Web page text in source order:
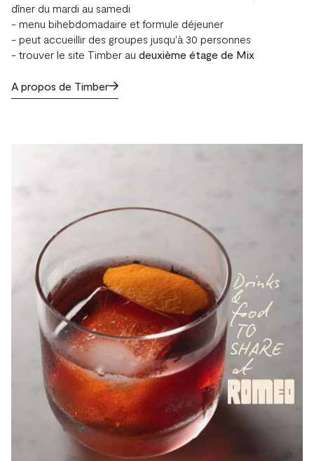
dîner du mardi au samedi
- menu bihebdomadaire et formule déjeuner
- peut accueillir des groupes jusqu'à 30 personnes
- trouver le site Timber au deuxième étage de Mix
A propos de Timber